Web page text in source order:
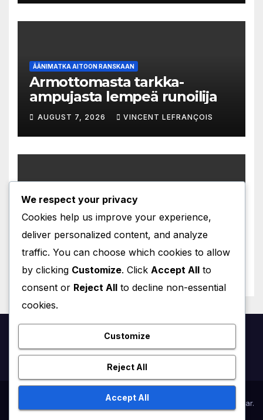
ÄÄNIMATKA AITOON RANSKAAN
Armottomasta tarkka-
ampujasta lempeä runoilija
AUGUST 7, 2026 VINCENT LEFRANÇOIS
ÄÄNIMATKA AITOON RANSKAAN
Amra johti rikollisimperiumia
vankilasta
AUGUST 6, 2026 VINCENT LEFRANÇOIS
Ranska.net
Proudly powered by WordPress|Theme: Themeansar.
We respect your privacy
Cookies help us improve your experience,
deliver personalized content, and analyze
traffic. You can choose which cookies to allow
by clicking Customize. Click Accept All to
consent or Reject All to decline non-essential
cookies.
Customize
Reject All
Accept All